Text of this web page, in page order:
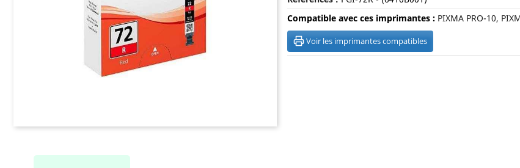
Compatible avec ces imprimantes : PIXMA PRO-10,
Voir les imprimantes compatibles